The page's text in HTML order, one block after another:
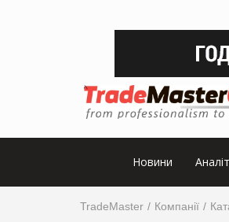
Новини
TradeMaster Компанії